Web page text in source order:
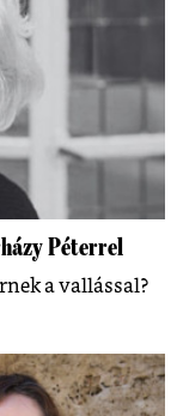
Péterrel
a vallással?